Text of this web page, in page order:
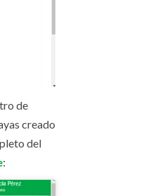
de
creado
del
: